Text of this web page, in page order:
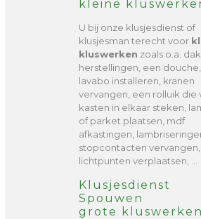
kleine
U bij onze klusjesdienst of
klusjesman terecht voor
kluswerken zoals o.a. dak
herstellingen, een
lavabo installeren, kranen
vervangen, een rolluik die
kasten in elkaar steken,
of parket plaatsen, mdf
afkastingen,
stopcontacten vervangen,
lichtpunten verplaatsen, …
Klusjesdienst
Spouwen
grote kluswerken